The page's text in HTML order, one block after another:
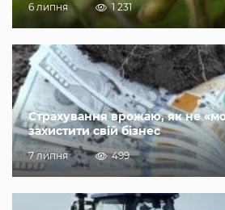
6 липня 1 231
Страхування врожаю, як не
захистити свій бізнес
7 липня 499